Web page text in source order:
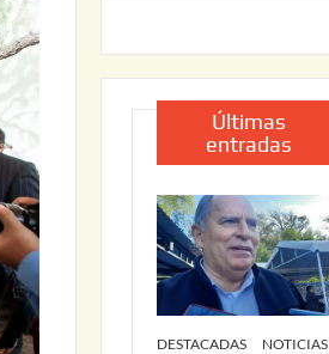
Últimas
entradas
DESTACADAS NOTICIAS